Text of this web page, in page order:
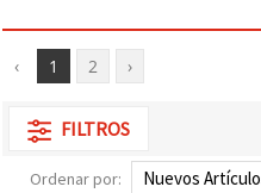
‹ 1 2 ›
FILTROS
Ordenar por: